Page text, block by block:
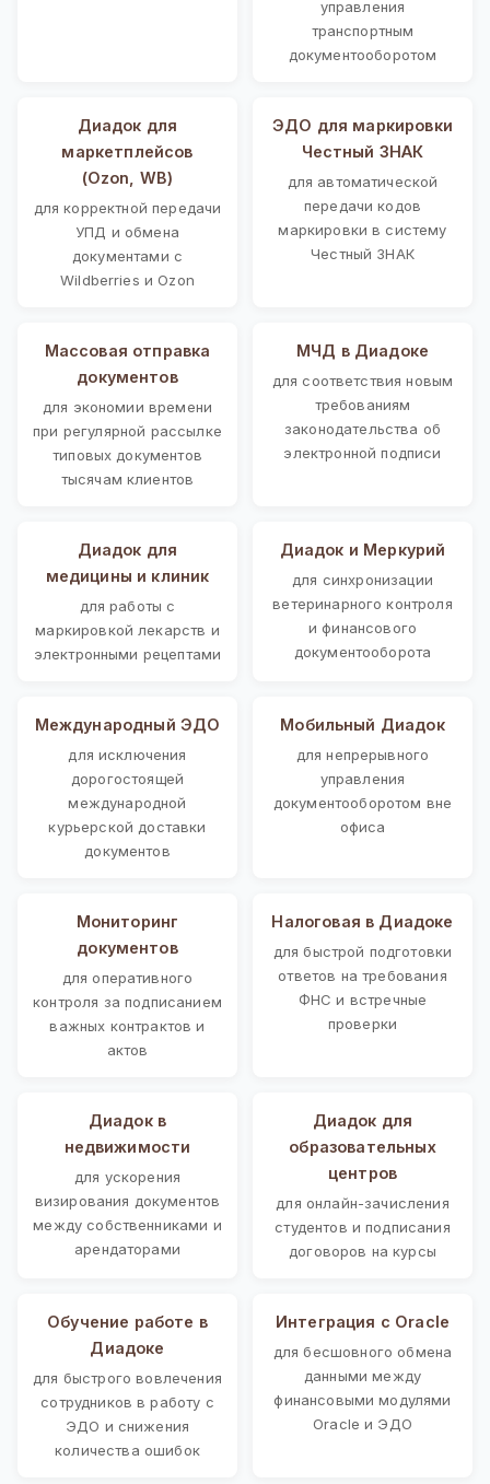
управления
транспортным
документооборотом
Диадок для
маркетплейсов
(Ozon, WB)
для корректной передачи
УПД и обмена
документами с
Wildberries и Ozon
ЭДО для маркировки
Честный ЗНАК
для автоматической
передачи кодов
маркировки в систему
Честный ЗНАК
Массовая отправка
документов
для экономии времени
при регулярной рассылке
типовых документов
тысячам клиентов
МЧД в Диадоке
для соответствия новым
требованиям
законодательства об
электронной подписи
Диадок для
медицины и клиник
для работы с
маркировкой лекарств и
электронными рецептами
Диадок и Меркурий
для синхронизации
ветеринарного контроля
и финансового
документооборота
Международный ЭДО
для исключения
дорогостоящей
международной
курьерской доставки
документов
Мобильный Диадок
для непрерывного
управления
документооборотом вне
офиса
Мониторинг
документов
для оперативного
контроля за подписанием
важных контрактов и
актов
Налоговая в Диадоке
для быстрой подготовки
ответов на требования
ФНС и встречные
проверки
Диадок в
недвижимости
для ускорения
визирования документов
между собственниками и
арендаторами
Диадок для
образовательных
центров
для онлайн-зачисления
студентов и подписания
договоров на курсы
Обучение работе в
Диадоке
для быстрого вовлечения
сотрудников в работу с
ЭДО и снижения
количества ошибок
Интеграция с Oracle
для бесшовного обмена
данными между
финансовыми модулями
Oracle и ЭДО